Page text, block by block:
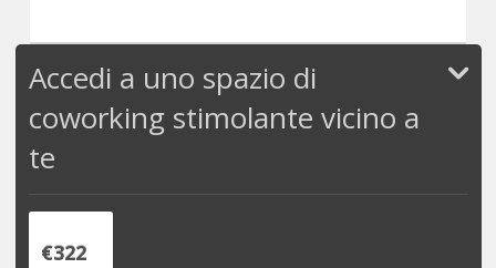
Accedi a uno spazio di
coworking stimolante vicino a
te
€322